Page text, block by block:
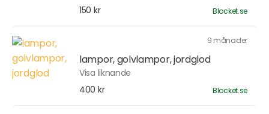
150 kr
Blocket.se
9 månader
lampor, golvlampor, jordglod
Visa liknande
400 kr
Blocket.se